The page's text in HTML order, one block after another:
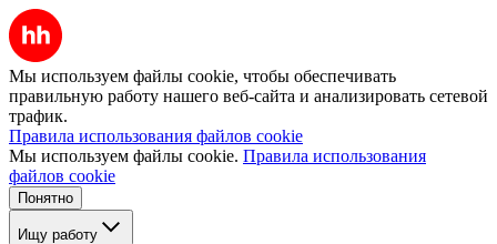
Мы используем файлы cookie, чтобы обеспечивать
правильную работу нашего веб-сайта и анализировать сетевой
трафик.
Правила использования файлов cookie
Мы используем файлы cookie. Правила использования
файлов cookie
Понятно
Ищу работу